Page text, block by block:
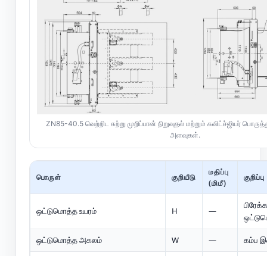
ZN85-40.5 வெற்றிட சுற்று முறிப்பான் நிறுவுதல் மற்றும் சுவிட்ச்ஜியர்
அளவுகள்.
பொருள் குறியீடு
மதிப்பு
(மிமீ)
குறிப்பு
ஒட்டுமொத்த உயரம் H —
ஒட்டுமொத்த அகலம் W — கம்ப